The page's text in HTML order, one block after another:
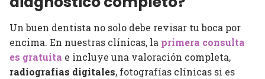
Un buen dentista no solo debe revisar tu boca por
encima. En nuestras clínicas, la primera consulta
es gratuita e incluye una valoración completa,
radiografías digitales, fotografías clínicas si es